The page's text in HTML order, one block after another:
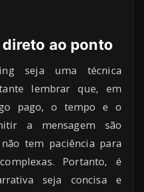
ao ponto
seja uma técnica
lembrar que, em
pago, o tempo e o
a mensagem são
tem paciência para
Portanto, é
seja concisa e